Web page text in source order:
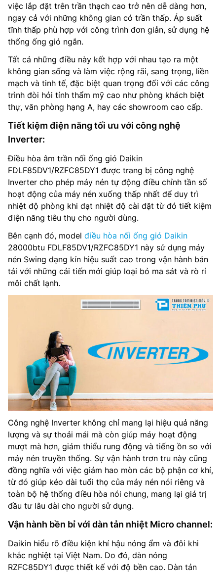
việc lắp đặt trên trần thạch cao trở nên dễ dàng hơn,
ngay cả với những không gian có trần thấp. Áp suất
tĩnh thấp phù hợp với công trình đơn giản, sử dụng hệ
thống ống gió ngắn.
Tất cả những điều này kết hợp với nhau tạo ra một
không gian sống và làm việc rộng rãi, sang trọng, liền
mạch và tinh tế, đặc biệt quan trọng đối với các công
trình đòi hỏi tính thẩm mỹ cao như phòng khách biệt
thự, văn phòng hạng A, hay các showroom cao cấp.
Tiết kiệm điện năng tối ưu với công nghệ
Inverter:
Điều hòa âm trần nối ống gió Daikin
FDLF85DV1/RZFC85DY1 được trang bị công nghệ
Inverter cho phép máy nén tự động điều chỉnh tần số
hoạt động của máy nén xuống thấp nhất để duy trì
nhiệt độ phòng khi đạt nhiệt độ cài đặt từ đó tiết kiệm
điện năng tiêu thụ cho người dùng.
Bên cạnh đó, model điều hòa nối ống gió Daikin
28000btu FDLF85DV1/RZFC85DY1 này sử dụng máy
nén Swing dạng kín hiệu suất cao trong vận hành bán
tải với những cải tiến mới giúp loại bỏ ma sát và rò rỉ
môi chất lạnh.
Công nghệ Inverter không chỉ mang lại hiệu quả năng
lượng và sự thoải mái mà còn giúp máy hoạt động
mượt mà hơn, giảm thiểu rung động và tiếng ồn so với
máy nén truyền thống. Sự vận hành trơn tru này cũng
đồng nghĩa với việc giảm hao mòn các bộ phận cơ khí,
từ đó giúp kéo dài tuổi thọ của máy nén nói riêng và
toàn bộ hệ thống điều hòa nói chung, mang lại giá trị
đầu tư lâu dài cho người sử dụng.
Vận hành bền bỉ với dàn tản nhiệt Micro channel:
Daikin hiểu rõ điều kiện khí hậu nóng ẩm và đôi khi
khắc nghiệt tại Việt Nam. Do đó, dàn nóng
RZFC85DY1 được thiết kế với độ bền cao. Dàn tản